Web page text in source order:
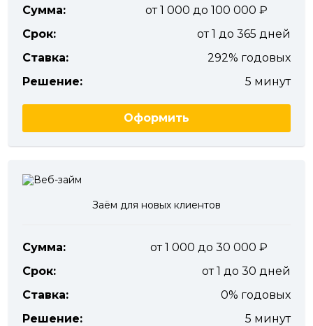
Сумма:
от 1 000 до 100 000
Срок:
от 1 до 365 дней
Ставка:
292% годовых
Решение:
5 минут
Оформить
Заём для новых клиентов
Сумма:
от 1 000 до 30 000
Срок:
от 1 до 30 дней
Ставка:
0% годовых
Решение:
5 минут